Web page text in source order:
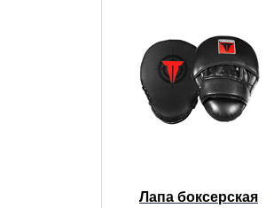
Лапа боксерская